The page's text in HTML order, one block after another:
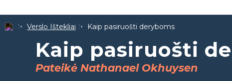
Verslo Ištekliai Kaip pasiruošti deryboms
Kaip pasiruošti
Pateikė Nathanael Okhuysen